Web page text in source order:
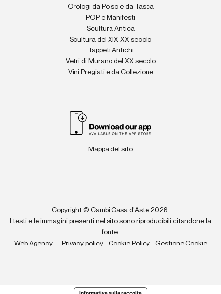
Orologi da Polso e da Tasca
POP e Manifesti
Scultura Antica
Scultura del XIX-XX secolo
Tappeti Antichi
Vetri di Murano del XX secolo
Vini Pregiati e da Collezione
Mappa del sito
Copyright © Cambi Casa d'Aste 2026.
I testi e le immagini presenti nel sito sono riproducibili citandone la
fonte.
Web Agency
Privacy policy Cookie Policy Gestione Cookie
Informativa sulla raccolta